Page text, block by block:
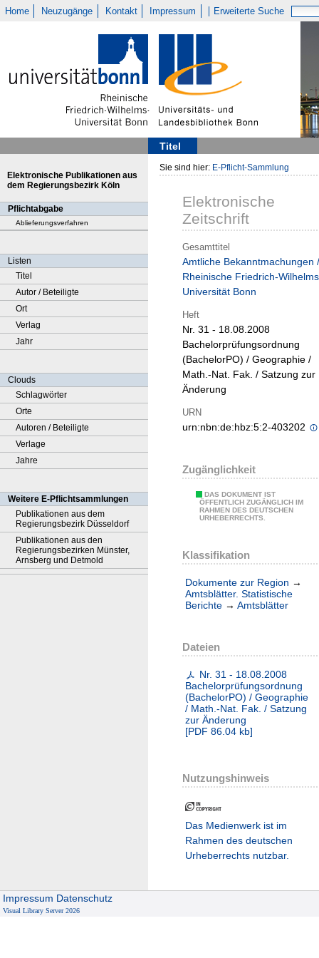
Home Neuzugänge Kontakt Impressum Erweiterte Suche
Titel
Elektronische Publikationen aus
dem Regierungsbezirk Köln
Pflichtabgabe
Ablieferungsverfahren
Listen
Titel
Autor / Beteiligte
Ort
Verlag
Jahr
Clouds
Schlagwörter
Orte
Autoren / Beteiligte
Verlage
Jahre
Weitere E-Pflichtsammlungen
Publikationen aus dem
Regierungsbezirk Düsseldorf
Publikationen aus den
Regierungsbezirken Münster,
Arnsberg und Detmold
Sie sind hier: E-Pflicht-Sammlung
Elektronische
Zeitschrift
Gesamttitel
Amtliche Bekanntmachungen /
Rheinische Friedrich-
Universität Bonn
Heft
Nr. 31 - 18.08.2008
Bachelorprüfungsordnung
(BachelorPO) / Geographie /
Math.-Nat. Fak. / Satzung zur
Änderung
URN
urn:nbn:de:hbz:5:2-403202
Zugänglichkeit
DAS DOKUMENT IST
ÖFFENTLICH ZUGÄNGLICH IM
RAHMEN DES DEUTSCHEN
URHEBERRECHTS.
Klassifikation
Dokumente zur Region →
Amtsblätter. Statistische
Berichte → Amtsblätter
Dateien
Nr. 31 - 18.08.2008
Bachelorprüfungsordnung
(BachelorPO) / Geographie
/ Math.-Nat. Fak. / Satzung
zur Änderung
[PDF 86.04 kb]
Nutzungshinweis
Das Medienwerk ist im
Rahmen des deutschen
Urheberrechts nutzbar.
Impressum Datenschutz
Visual Library Server 2026